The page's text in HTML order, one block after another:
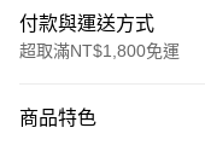
付款與運送方式
超取滿NT$1,800免運
信用卡一次付款
商品特色